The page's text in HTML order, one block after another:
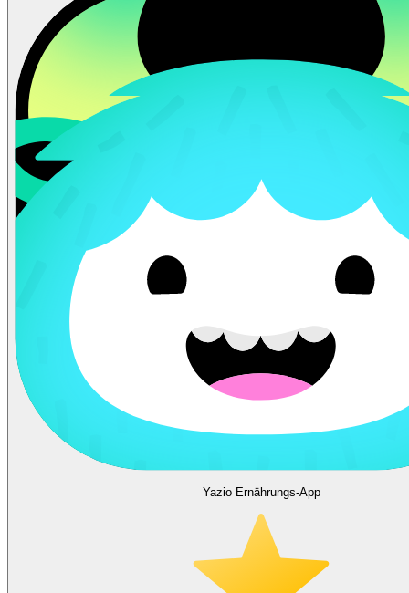
Yazio Ernährungs-App